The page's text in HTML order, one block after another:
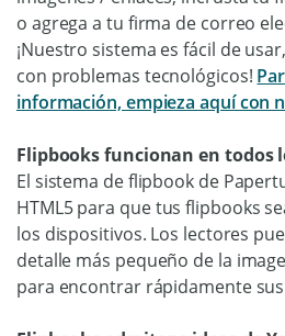
o agrega a tu firma de correo
¡Nuestro sistema es fácil de
con problemas tecnológicos!
información, empieza aquí con
Flipbooks funcionan en todos
El sistema de flipbook de
HTML5 para que tus flipbooks
los dispositivos. Los lectores
detalle más pequeño de la
para encontrar rápidamente